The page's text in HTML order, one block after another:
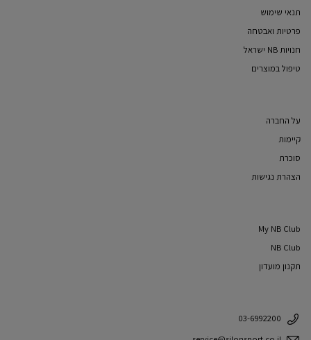
תנאי שימוש
פרטיות ואבטחה
חנויות NB ישראל
טיפול במוצרים
על החברה
קיימות
סוכרת
הצהרת נגישות
My NB Club
NB Club
תקנון מועדון
03-6992200